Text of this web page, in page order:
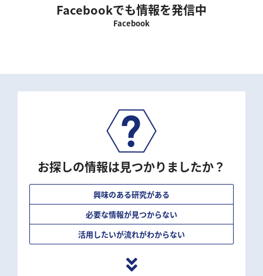
Facebookでも情報を発信中
Facebook
お探しの情報は見つかりましたか？
興味のある研究がある
必要な情報が見つからない
活用したいが流れがわからない